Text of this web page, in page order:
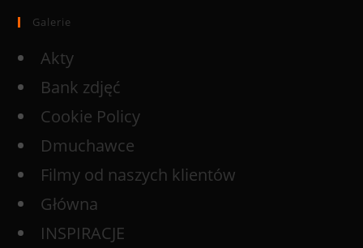
Galerie
Akty
Bank zdjęć
Cookie Policy
Dmuchawce
Filmy od naszych klientów
Główna
INSPIRACJE